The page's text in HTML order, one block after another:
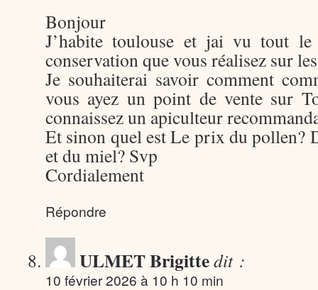
Bonjour
J’habite toulouse et jai vu tout
conservation que vous réalisez sur
Je souhaiterai savoir comment
vous ayez un point de vente sur
connaissez un apiculteur
Et sinon quel est Le prix du pollen?
et du miel? Svp
Cordialement
Répondre
ULMET Brigittedit :
10 février 2026 à 10 h 10 min